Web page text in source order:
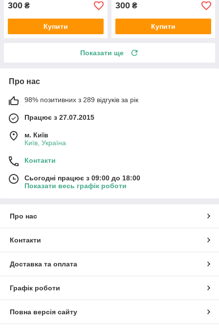
300 ₴
Купити
300 ₴
Купити
Показати ще
Про нас
98% позитивних з 289 відгуків за рік
Працює з 27.07.2015
м. Київ
Київ, Україна
Контакти
Сьогодні працює з 09:00 до 18:00
Показати весь графік роботи
Про нас
Контакти
Доставка та оплата
Графік роботи
Повна версія сайту